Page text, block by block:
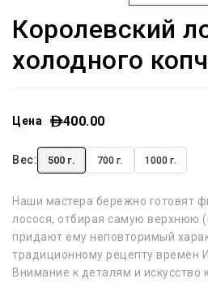
Королевский
холодного
Цена 400.00
Вес: 500 г. 700 г. 1000 г.
Наши мастера бережно готовят
лосося, отбирая самую верхнюю
придают ему неповторимый
традиционному рецепту времен
Внимание к деталям и искусство